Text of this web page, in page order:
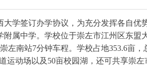
学签订办学协议，为充分发挥各自优
属中学。学校位于崇左市江州区东盟
南站7分钟车程。学校占地353.6亩，
运动场以及50亩校园湖，还可共享崇